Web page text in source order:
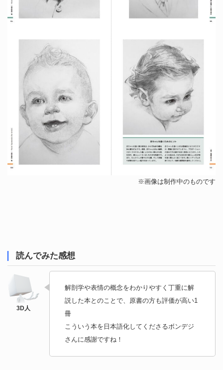
※画像は制作中のものです
読んでみた感想
解剖学や表情の概念をわかりやすく丁重に解
説した本とのことで、原書の方も評価が高い1
冊
こういう本を日本語化してくださるボンデジ
さんに感謝ですね！